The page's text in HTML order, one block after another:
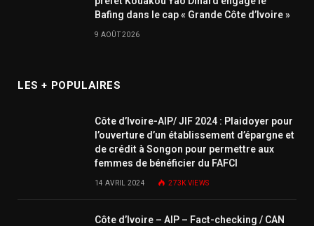
Bafing dans le cap « Grande Côte d’Ivoire »
9 AOÛT 2026
LES + POPULAIRES
Côte d’Ivoire-AIP/ JIF 2024 : Plaidoyer pour
l’ouverture d’un établissement d’épargne et
de crédit à Songon pour permettre aux
femmes de bénéficier du FAFCI
14 AVRIL 2024 273K VIEWS
Côte d’Ivoire – AIP – Fact-checking / CAN